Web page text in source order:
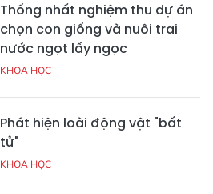
Thống nhất nghiệm thu dự án
chọn con giống và nuôi trai
nước ngọt lấy ngọc
KHOA HỌC
Phát hiện loài động vật "bất
tử"
KHOA HỌC